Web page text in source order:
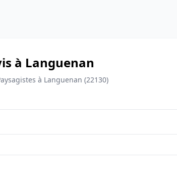
à Languenan
à Languenan (22130)